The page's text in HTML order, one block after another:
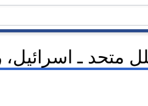
متحد ـ اسرائیل،